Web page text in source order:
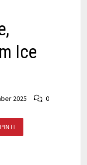
Ice
2025 0
PIN IT